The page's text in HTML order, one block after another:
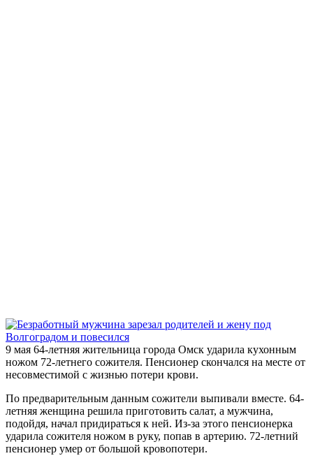
9 мая 64-летняя жительница города Омск ударила кухонным
ножом 72-летнего сожителя. Пенсионер скончался на месте от
несовместимой с жизнью потери крови.
По предварительным данным сожители выпивали вместе. 64-
летняя женщина решила приготовить салат, а мужчина,
подойдя, начал придираться к ней. Из-за этого пенсионерка
ударила сожителя ножом в руку, попав в артерию. 72-летний
пенсионер умер от большой кровопотери.